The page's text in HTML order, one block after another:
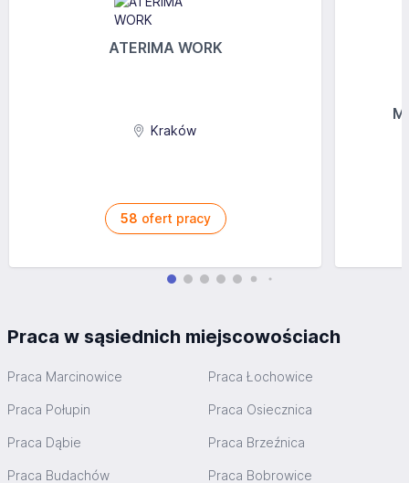
ATERIMA WORK
Kraków
58 ofert pracy
Praca w sąsiednich miejscowościach
Praca Marcinowice Praca Łochowice
Praca Połupin Praca Osiecznica
Praca Dąbie Praca Brzeźnica
Praca Budachów Praca Bobrowice